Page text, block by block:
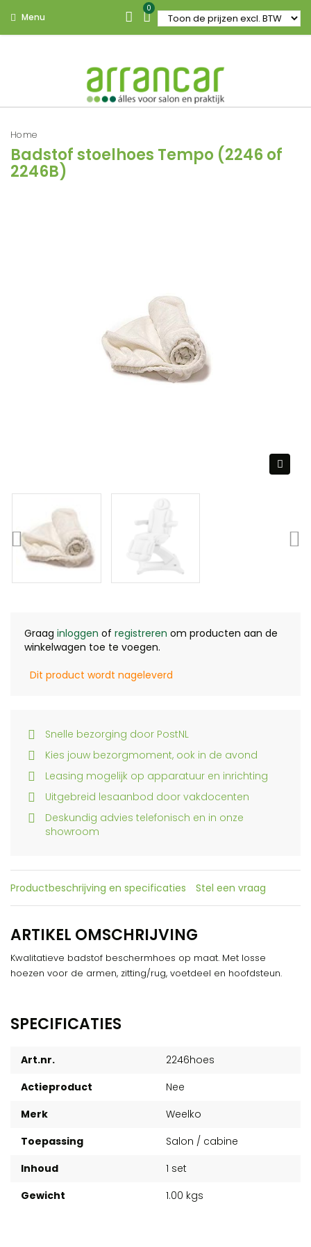
Menu
0
Home
Badstof stoelhoes Tempo (2246 of
2246B)
Graag inloggen of registreren om producten aan de
winkelwagen toe te voegen.
Dit product wordt nageleverd
Snelle bezorging door PostNL
Kies jouw bezorgmoment, ook in de avond
Leasing mogelijk op apparatuur en inrichting
Uitgebreid lesaanbod door vakdocenten
Deskundig advies telefonisch en in onze
showroom
Productbeschrijving en specificaties Stel een vraag
ARTIKEL OMSCHRIJVING
Kwalitatieve badstof beschermhoes op maat. Met losse
hoezen voor de armen, zitting/rug, voetdeel en hoofdsteun.
SPECIFICATIES
Art.nr.
2246hoes
Actieproduct
Nee
Merk
Weelko
Toepassing
Salon / cabine
Inhoud
1 set
Gewicht
1.00 kgs